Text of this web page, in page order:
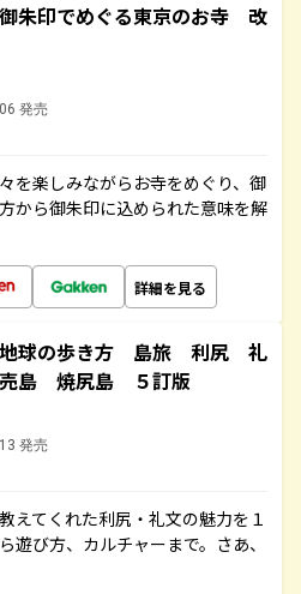
朱印でめぐる東京のお寺 改
発売
を楽しみながらお寺をめぐり、御
から御朱印に込められた意味を解
詳細を見る
球の歩き方 島旅 利尻 礼
島 焼尻島 ５訂版
発売
てくれた利尻・礼文の魅力を１
遊び方、カルチャーまで。さあ、